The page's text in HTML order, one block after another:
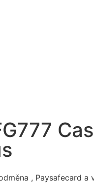
, Paysafecard